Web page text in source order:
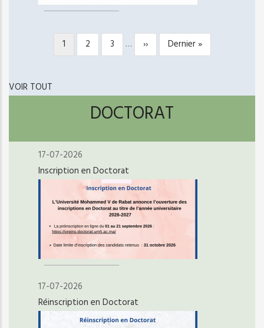
PAGINATIONPage
courante
1 Page
2 Page
3 …
Page
suivante
››
Dernière
page
Dernier »
VOIR TOUT
DOCTORAT
17-07-2026
Inscription en Doctorat
17-07-2026
Réinscription en Doctorat